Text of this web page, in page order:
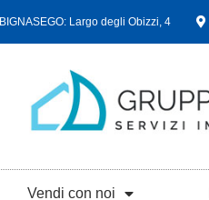
Largo degli Obizzi, 4
Vendi con noi